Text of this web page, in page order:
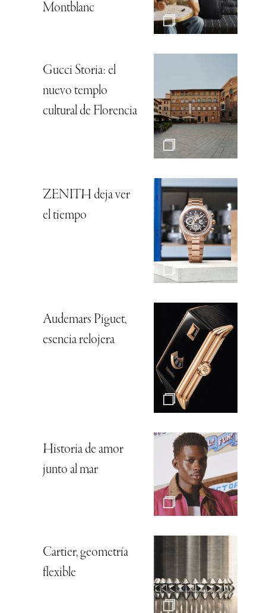
Montblanc
Gucci Storia: el
nuevo templo
cultural de Florencia
ZENITH deja ver
el tiempo
Audemars Piguet,
esencia relojera
Historia de amor
junto al mar
Cartier, geometría
flexible